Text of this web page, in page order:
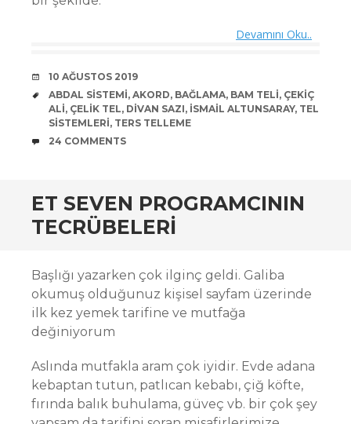
Devamını Oku..
DATE
10 AĞUSTOS 2019
TAGS
ABDAL SISTEMI, AKORD, BAĞLAMA, BAM TELI, ÇEKIÇ
ALI, ÇELIK TEL, DIVAN SAZI, ISMAIL ALTUNSARAY, TEL
SISTEMLERI, TERS TELLEME
COMMENTS
24 COMMENTS
ET SEVEN PROGRAMCININ
TECRÜBELERI
Başlığı yazarken çok ilginç geldi. Galiba
okumuş olduğunuz kişisel sayfam üzerinde
ilk kez yemek tarifine ve mutfağa
değiniyorum
Aslında mutfakla aram çok iyidir. Evde adana
kebaptan tutun, patlıcan kebabı, çiğ köfte,
fırında balık buhulama, güveç vb. bir çok şey